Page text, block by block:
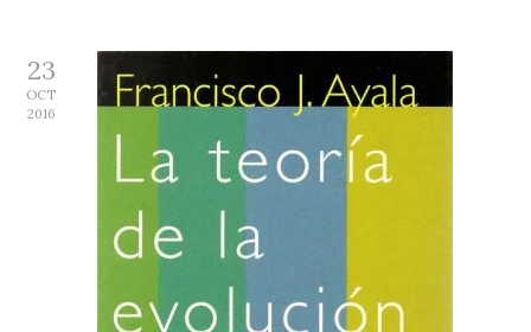
23
OCT
2016